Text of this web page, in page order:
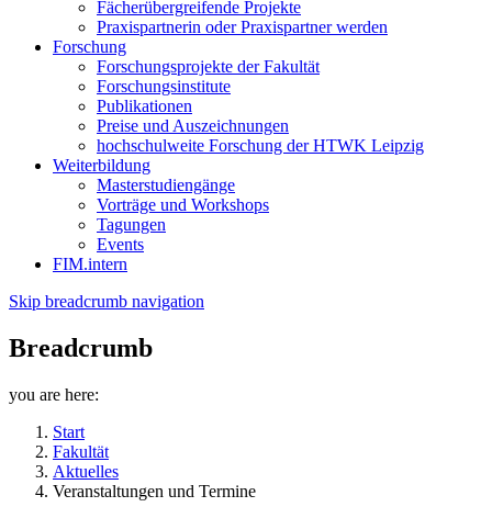
Fächerübergreifende Projekte
Praxispartnerin oder Praxispartner werden
Forschung
Forschungsprojekte der Fakultät
Forschungsinstitute
Publikationen
Preise und Auszeichnungen
hochschulweite Forschung der HTWK Leipzig
Weiterbildung
Masterstudiengänge
Vorträge und Workshops
Tagungen
Events
FIM.intern
Skip breadcrumb navigation
Breadcrumb
you are here:
Start
Fakultät
Aktuelles
Veranstaltungen und Termine